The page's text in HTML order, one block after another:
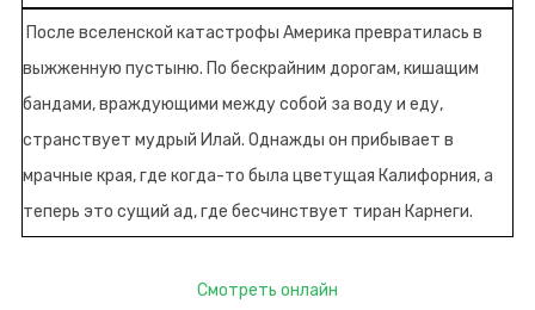
После вселенской катастрофы Америка превратилась в
выжженную пустыню. По бескрайним дорогам, кишащим
бандами, враждующими между собой за воду и еду,
странствует мудрый Илай. Однажды он прибывает в
мрачные края, где когда-то была цветущая Калифорния, а
теперь это сущий ад, где бесчинствует тиран Карнеги.
Смотреть онлайн